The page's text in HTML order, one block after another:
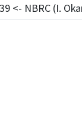
<- NBRC (I.